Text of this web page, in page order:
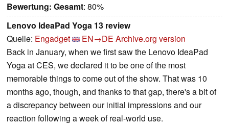
Bewertung: Gesamt: 80%
Lenovo IdeaPad Yoga 13 review
Quelle: Engadget EN→DE Archive.org version
Back in January, when we first saw the Lenovo IdeaPad
Yoga at CES, we declared it to be one of the most
memorable things to come out of the show. That was 10
months ago, though, and thanks to that gap, there's a bit of
a discrepancy between our initial impressions and our
reaction following a week of real-world use.